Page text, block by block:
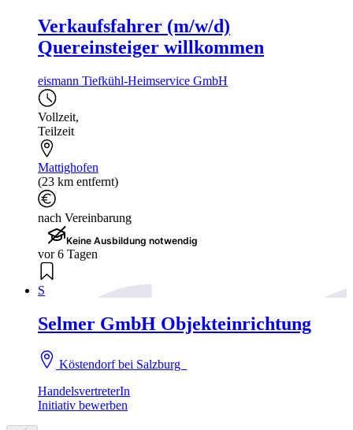
Verkaufsfahrer (m/w/d)
Quereinsteiger willkommen
eismann Tiefkühl-Heimservice GmbH
Vollzeit,
Teilzeit
Mattighofen
(23 km entfernt)
nach Vereinbarung
Keine Ausbildung notwendig
vor 6 Tagen
S
Selmer GmbH Objekteinrichtung
Köstendorf bei Salzburg
HandelsvertreterIn
Initiativ bewerben